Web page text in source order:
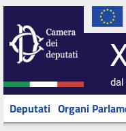
Deputati Organi